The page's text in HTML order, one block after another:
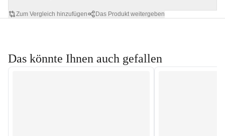
Zum Vergleich hinzufügen Das Produkt weitergeben
Das könnte Ihnen auch gefallen